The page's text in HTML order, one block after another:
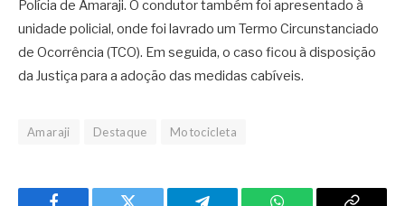
Polícia de Amaraji. O condutor também foi apresentado à
unidade policial, onde foi lavrado um Termo Circunstanciado
de Ocorrência (TCO). Em seguida, o caso ficou à disposição
da Justiça para a adoção das medidas cabíveis.
Amaraji Destaque Motocicleta